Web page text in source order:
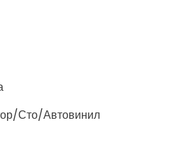
Сто/Автовинил